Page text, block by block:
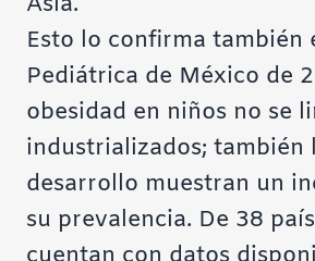
Esto lo confirma también
Pediátrica de México de
obesidad en niños no se
industrializados; también
desarrollo muestran un
su prevalencia. De 38